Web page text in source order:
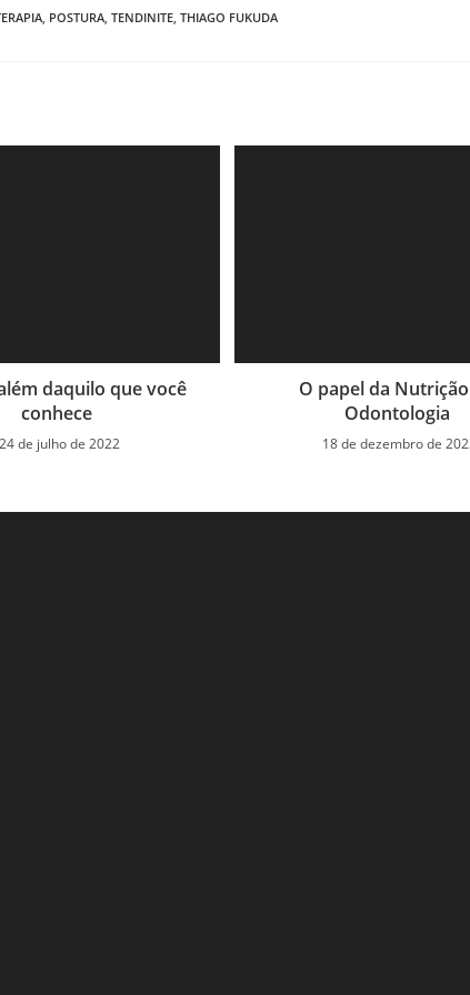
, POSTURA, TENDINITE, THIAGO FUKUDA
daquilo que você
conhece
24 de julho de 2022
O papel da
Odontologia
18 de dezembro de